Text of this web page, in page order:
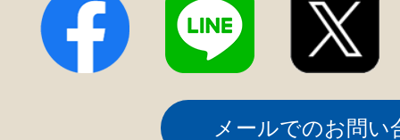
メールでのお問い